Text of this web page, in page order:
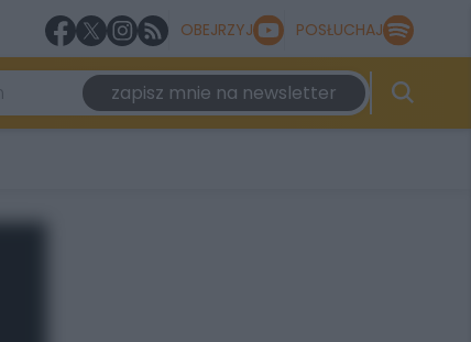
OBEJRZYJ POSŁUCHAJ
zapisz mnie na newsletter